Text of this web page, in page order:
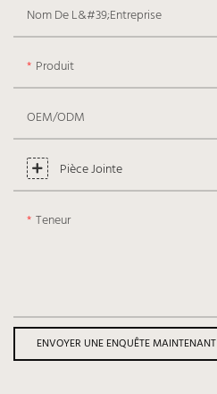
Nom De L&#39;entreprise
Produit
OEM/ODM
Pièce Jointe
Teneur
ENVOYER UNE ENQUÊTE MAINTENANT